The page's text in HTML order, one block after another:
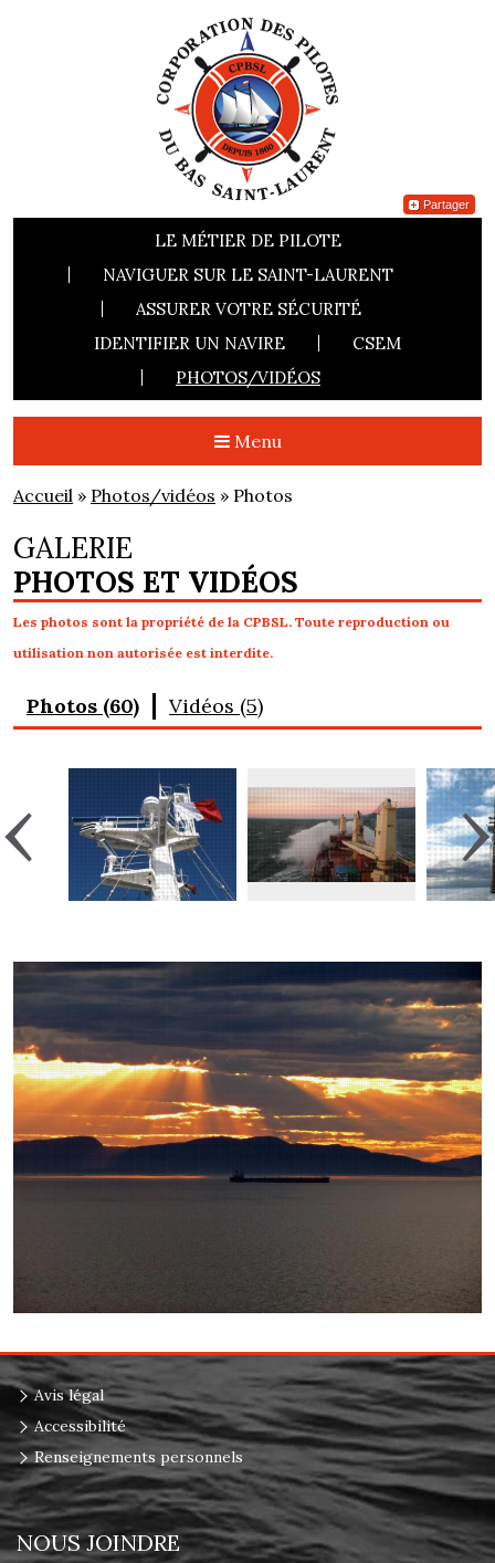
Partager
LE MÉTIER DE PILOTE
NAVIGUER SUR LE SAINT-LAURENT
ASSURER VOTRE SÉCURITÉ
IDENTIFIER UN NAVIRE
CSEM
PHOTOS/VIDÉOS
Menu
Accueil » Photos/vidéos » Photos
GALERIE
PHOTOS ET VIDÉOS
Les photos sont la propriété de la CPBSL. Toute reproduction ou
utilisation non autorisée est interdite.
Photos (60) Vidéos (5)
‹ ›
Avis légal
Accessibilité
Renseignements personnels
NOUS JOINDRE